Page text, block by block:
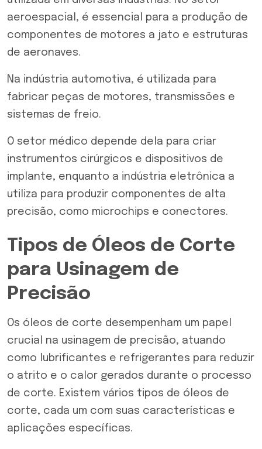
aeroespacial, é essencial para a produção de
componentes de motores a jato e estruturas
de aeronaves.
Na indústria automotiva, é utilizada para
fabricar peças de motores, transmissões e
sistemas de freio.
O setor médico depende dela para criar
instrumentos cirúrgicos e dispositivos de
implante, enquanto a indústria eletrônica a
utiliza para produzir componentes de alta
precisão, como microchips e conectores.
Tipos de Óleos de Corte
para Usinagem de
Precisão
Os óleos de corte desempenham um papel
crucial na usinagem de precisão, atuando
como lubrificantes e refrigerantes para reduzir
o atrito e o calor gerados durante o processo
de corte. Existem vários tipos de óleos de
corte, cada um com suas características e
aplicações específicas.